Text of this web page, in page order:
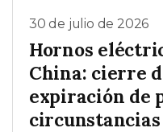
30 de julio de 2026
Hornos
China: cierre
expiración de
circunstancias